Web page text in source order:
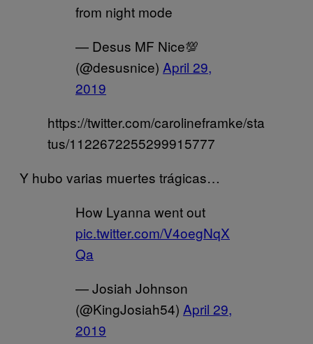
from night mode
— Desus MF Nice💯
(@desusnice) April 29,
2019
https://twitter.com/carolineframke/sta
tus/1122672255299915777
Y hubo varias muertes trágicas…
How Lyanna went out
pic.twitter.com/V4oegNqX
Qa
— Josiah Johnson
(@KingJosiah54) April 29,
2019